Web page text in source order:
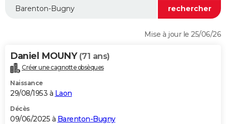
Guides de France
Escapades
Patrimoine
Expositions
Musées
Week-end nature
LIFESTYLE
Alimentation
Guide de la santé
Maladies
Médicaments
Sommeil
VOYAGE
Destinations
City break
Voyage nature
Voyage de noces
Forum
Climat
+PHOTO
GUIDES D'ACHAT
BONS PLANS
Mise à jour le 25/06/26
Daniel MOUNY (71 ans)
Créer une cagnotte obsèques
Naissance
29/08/1953 à Laon
Décès
09/06/2025 à Barenton-Bugny